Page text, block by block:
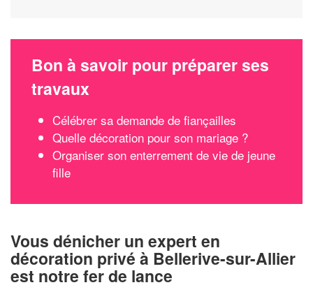
Bon à savoir pour préparer ses
travaux
Célébrer sa demande de fiançailles
Quelle décoration pour son mariage ?
Organiser son enterrement de vie de jeune
fille
Vous dénicher un expert en
décoration privé à Bellerive-sur-Allier
est notre fer de lance